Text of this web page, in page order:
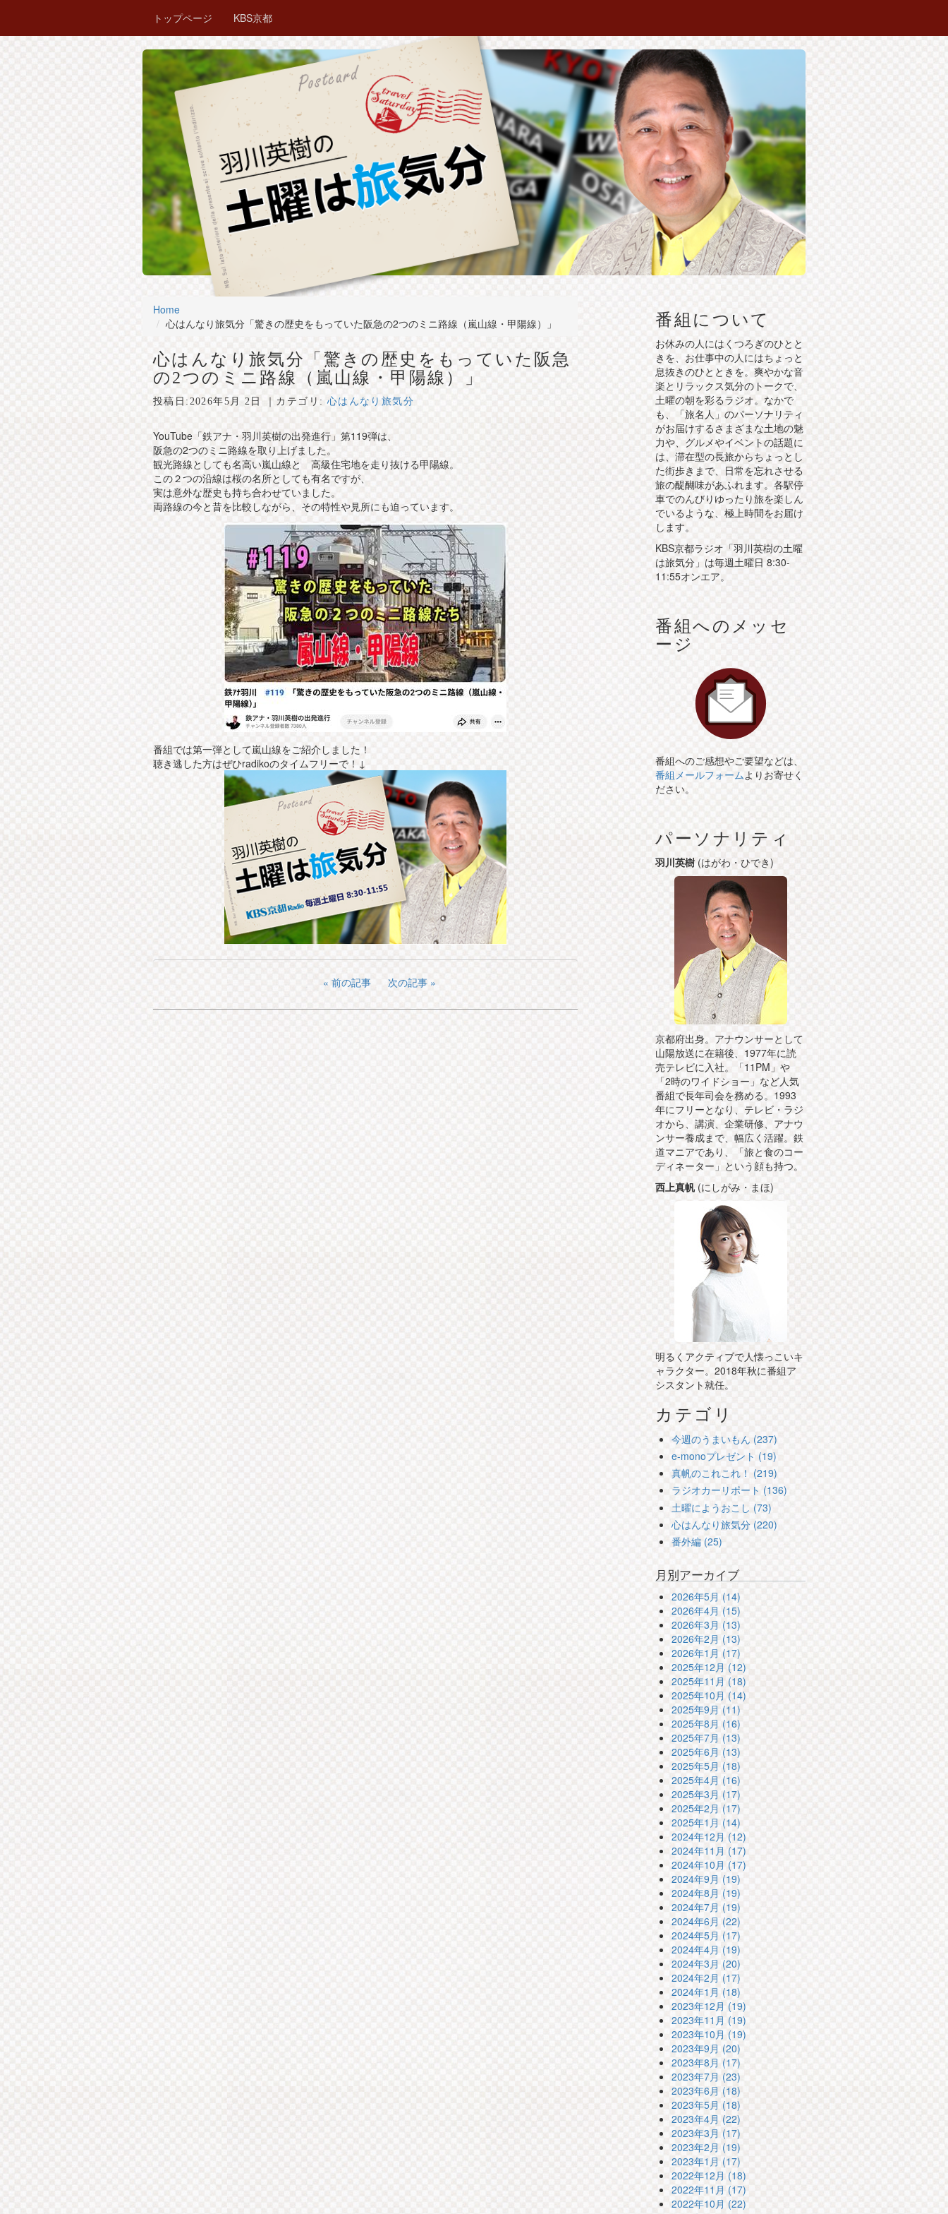
トップページ KBS京都
Home
心はんなり旅気分「驚きの歴史をもっていた阪急の2つのミニ路線（嵐山線・甲陽線）」
心はんなり旅気分「驚きの歴史をもっていた阪急
の2つのミニ路線（嵐山線・甲陽線）」
投稿日: 2026年5月 2日 ｜カテゴリ: 心はんなり旅気分
YouTube「鉄アナ・羽川英樹の出発進行」第119弾は、
阪急の2つのミニ路線を取り上げました。
観光路線としても名高い嵐山線と 高級住宅地を走り抜ける甲陽線。
この２つの沿線は桜の名所としても有名ですが、
実は意外な歴史も持ち合わせていました。
両路線の今と昔を比較しながら、その特性や見所にも迫っています。
番組では第一弾として嵐山線をご紹介しました！
聴き逃した方はぜひradikoのタイムフリーで！↓
前の記事 次の記事
番組について
お休みの人にはくつろぎのひとと
きを、お仕事中の人にはちょっと
息抜きのひとときを。爽やかな音
楽とリラックス気分のトークで、
土曜の朝を彩るラジオ。なかで
も、「旅名人」のパーソナリティ
がお届けするさまざまな土地の魅
力や、グルメやイベントの話題に
は、滞在型の長旅からちょっとし
た街歩きまで、日常を忘れさせる
旅の醍醐味があふれます。各駅停
車でのんびりゆったり旅を楽しん
でいるような、極上時間をお届け
します。
KBS京都ラジオ「羽川英樹の土曜
は旅気分」は毎週土曜日 8:30-
11:55オンエア。
番組へのメッセ
ージ
番組へのご感想やご要望などは、
番組メールフォームよりお寄せく
ださい。
パーソナリティ
羽川英樹(はがわ・ひでき)
京都府出身。アナウンサーとして
山陽放送に在籍後、1977年に読
売テレビに入社。「11PM」や
「2時のワイドショー」など人気
番組で長年司会を務める。1993
年にフリーとなり、テレビ・ラジ
オから、講演、企業研修、アナウ
ンサー養成まで、幅広く活躍。鉄
道マニアであり、「旅と食のコー
ディネーター」という顔も持つ。
西上真帆(にしがみ・まほ)
明るくアクティブで人懐っこいキ
ャラクター。2018年秋に番組ア
シスタント就任。
カテゴリ
今週のうまいもん (237)
e-monoプレゼント (19)
真帆のこれこれ！ (219)
ラジオカーリポート (136)
土曜にようおこし (73)
心はんなり旅気分 (220)
番外編 (25)
月別アーカイブ
2026年5月 (14)
2026年4月 (15)
2026年3月 (13)
2026年2月 (13)
2026年1月 (17)
2025年12月 (12)
2025年11月 (18)
2025年10月 (14)
2025年9月 (11)
2025年8月 (16)
2025年7月 (13)
2025年6月 (13)
2025年5月 (18)
2025年4月 (16)
2025年3月 (17)
2025年2月 (17)
2025年1月 (14)
2024年12月 (12)
2024年11月 (17)
2024年10月 (17)
2024年9月 (19)
2024年8月 (19)
2024年7月 (19)
2024年6月 (22)
2024年5月 (17)
2024年4月 (19)
2024年3月 (20)
2024年2月 (17)
2024年1月 (18)
2023年12月 (19)
2023年11月 (19)
2023年10月 (19)
2023年9月 (20)
2023年8月 (17)
2023年7月 (23)
2023年6月 (18)
2023年5月 (18)
2023年4月 (22)
2023年3月 (17)
2023年2月 (19)
2023年1月 (17)
2022年12月 (18)
2022年11月 (17)
2022年10月 (22)